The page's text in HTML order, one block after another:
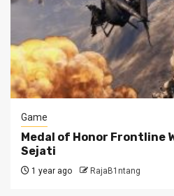
Game
Medal of Honor Frontline
Sejati
1 year ago RajaB1ntang